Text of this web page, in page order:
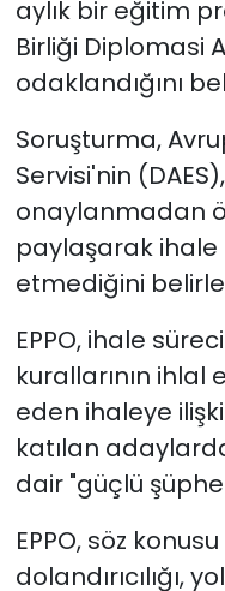
aylık bir eğitim
Birliği Diplomasi
odaklandığını
Soruşturma,
Servisi'nin
onaylanmadan
paylaşarak ihale
etmediğini
EPPO, ihale
kurallarının
eden ihaleye
katılan
dair "güçlü
EPPO, söz
dolandırıcılığı,